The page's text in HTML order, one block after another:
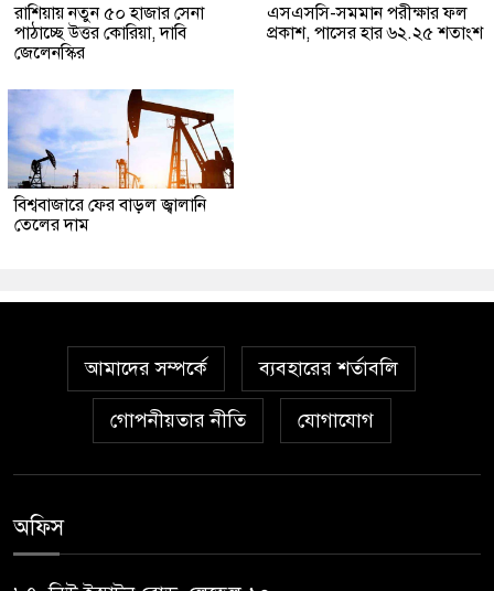
রাশিয়ায় নতুন ৫০ হাজার সেনা
পাঠাচ্ছে উত্তর কোরিয়া, দাবি
জেলেনস্কির
এসএসসি-সমমান পরীক্ষার ফল
প্রকাশ, পাসের হার ৬২.২৫ শতাংশ
বিশ্ববাজারে ফের বাড়ল জ্বালানি
তেলের দাম
আমাদের সম্পর্কে ব্যবহারের শর্তাবলি
গোপনীয়তার নীতি যোগাযোগ
অফিস